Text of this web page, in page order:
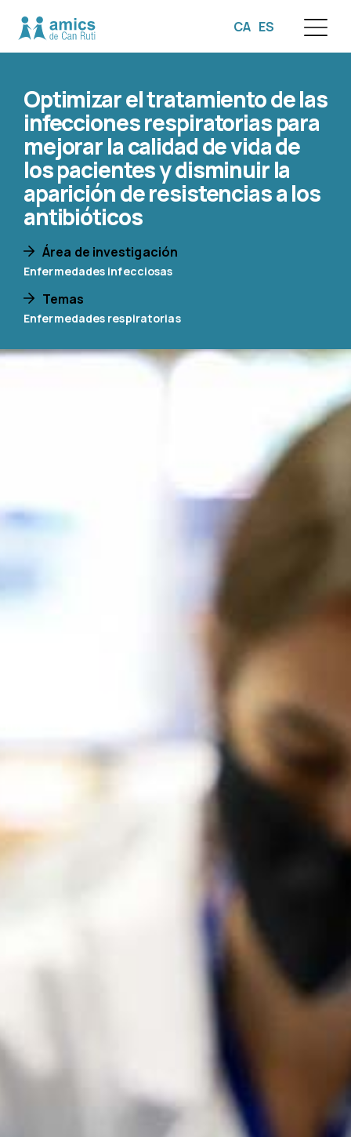
CA ES
Optimizar el tratamiento de las
infecciones respiratorias para
mejorar la calidad de vida de
los pacientes y disminuir la
aparición de resistencias a los
antibióticos
Área de investigación
Enfermedades infecciosas
Temas
Enfermedades respiratorias